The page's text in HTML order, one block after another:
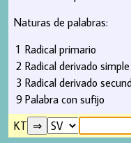
Naturas de palabras:
1 Radical primario
2 Radical derivado simple
3 Radical derivado
9 Palabra con sufijo
KT